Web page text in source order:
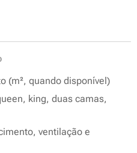
(m², quando disponível)
king, duas camas,
ventilação e